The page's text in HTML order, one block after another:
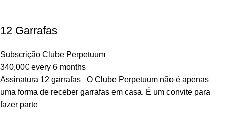
12 Garrafas
Subscrição Clube Perpetuum
340,00€ every 6 months
Assinatura 12 garrafas O Clube Perpetuum não é apenas
uma forma de receber garrafas em casa. É um convite para
fazer parte